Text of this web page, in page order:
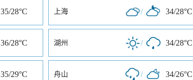
35/28°C 上海 / 34/28°C
36/28°C 湖州 / 34/28°C
35/29°C 舟山 / 34/26°C